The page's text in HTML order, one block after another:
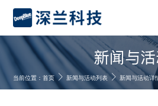
新闻与
当前位置：首页 新闻与活动列表 新闻与活动详